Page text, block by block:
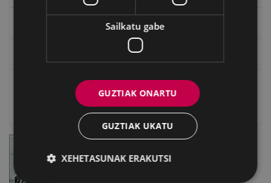
Eibarko Idazlanen Datu-basea
Sailkatu gabe
GUZTIAK ONARTU
GUZTIAK UKATU
XEHETASUNAK ERAKUTSI